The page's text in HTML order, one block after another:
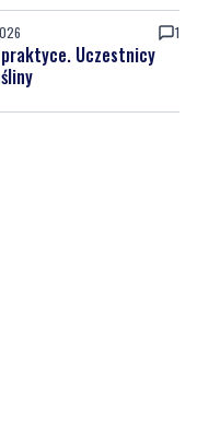
1
Uczestnicy